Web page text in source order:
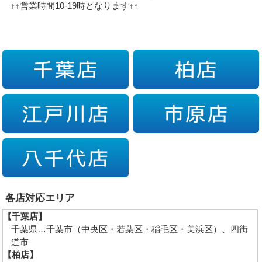
↑↑営業時間10-19時となります↑↑
各店対応エリア
【千葉店】
千葉県…千葉市（中央区・若葉区・稲毛区・美浜区）、四街
道市
【柏店】